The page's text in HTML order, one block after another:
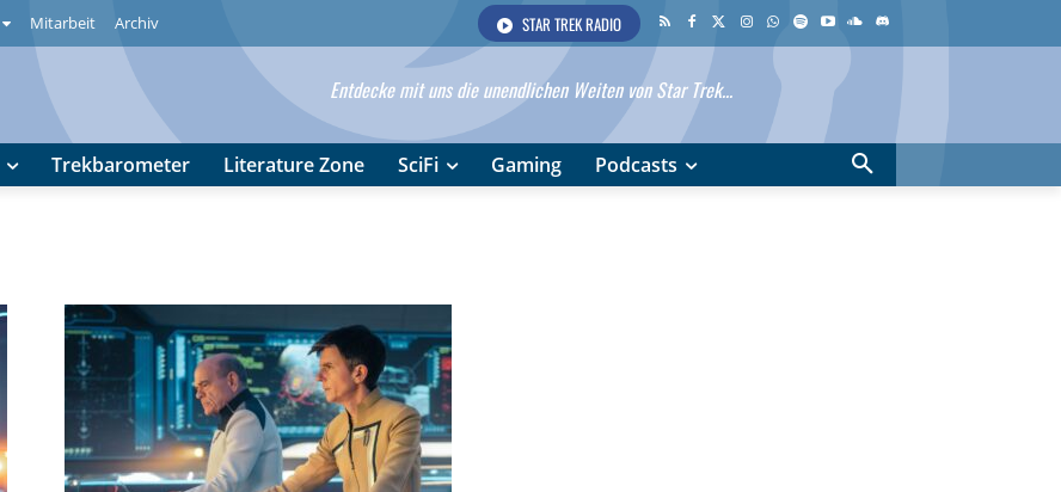
Mitarbeit Archiv STAR TREK RADIO
Entdecke mit uns die unendlichen Weiten von Star Trek...
Trekbarometer Literature Zone SciFi Gaming Podcasts